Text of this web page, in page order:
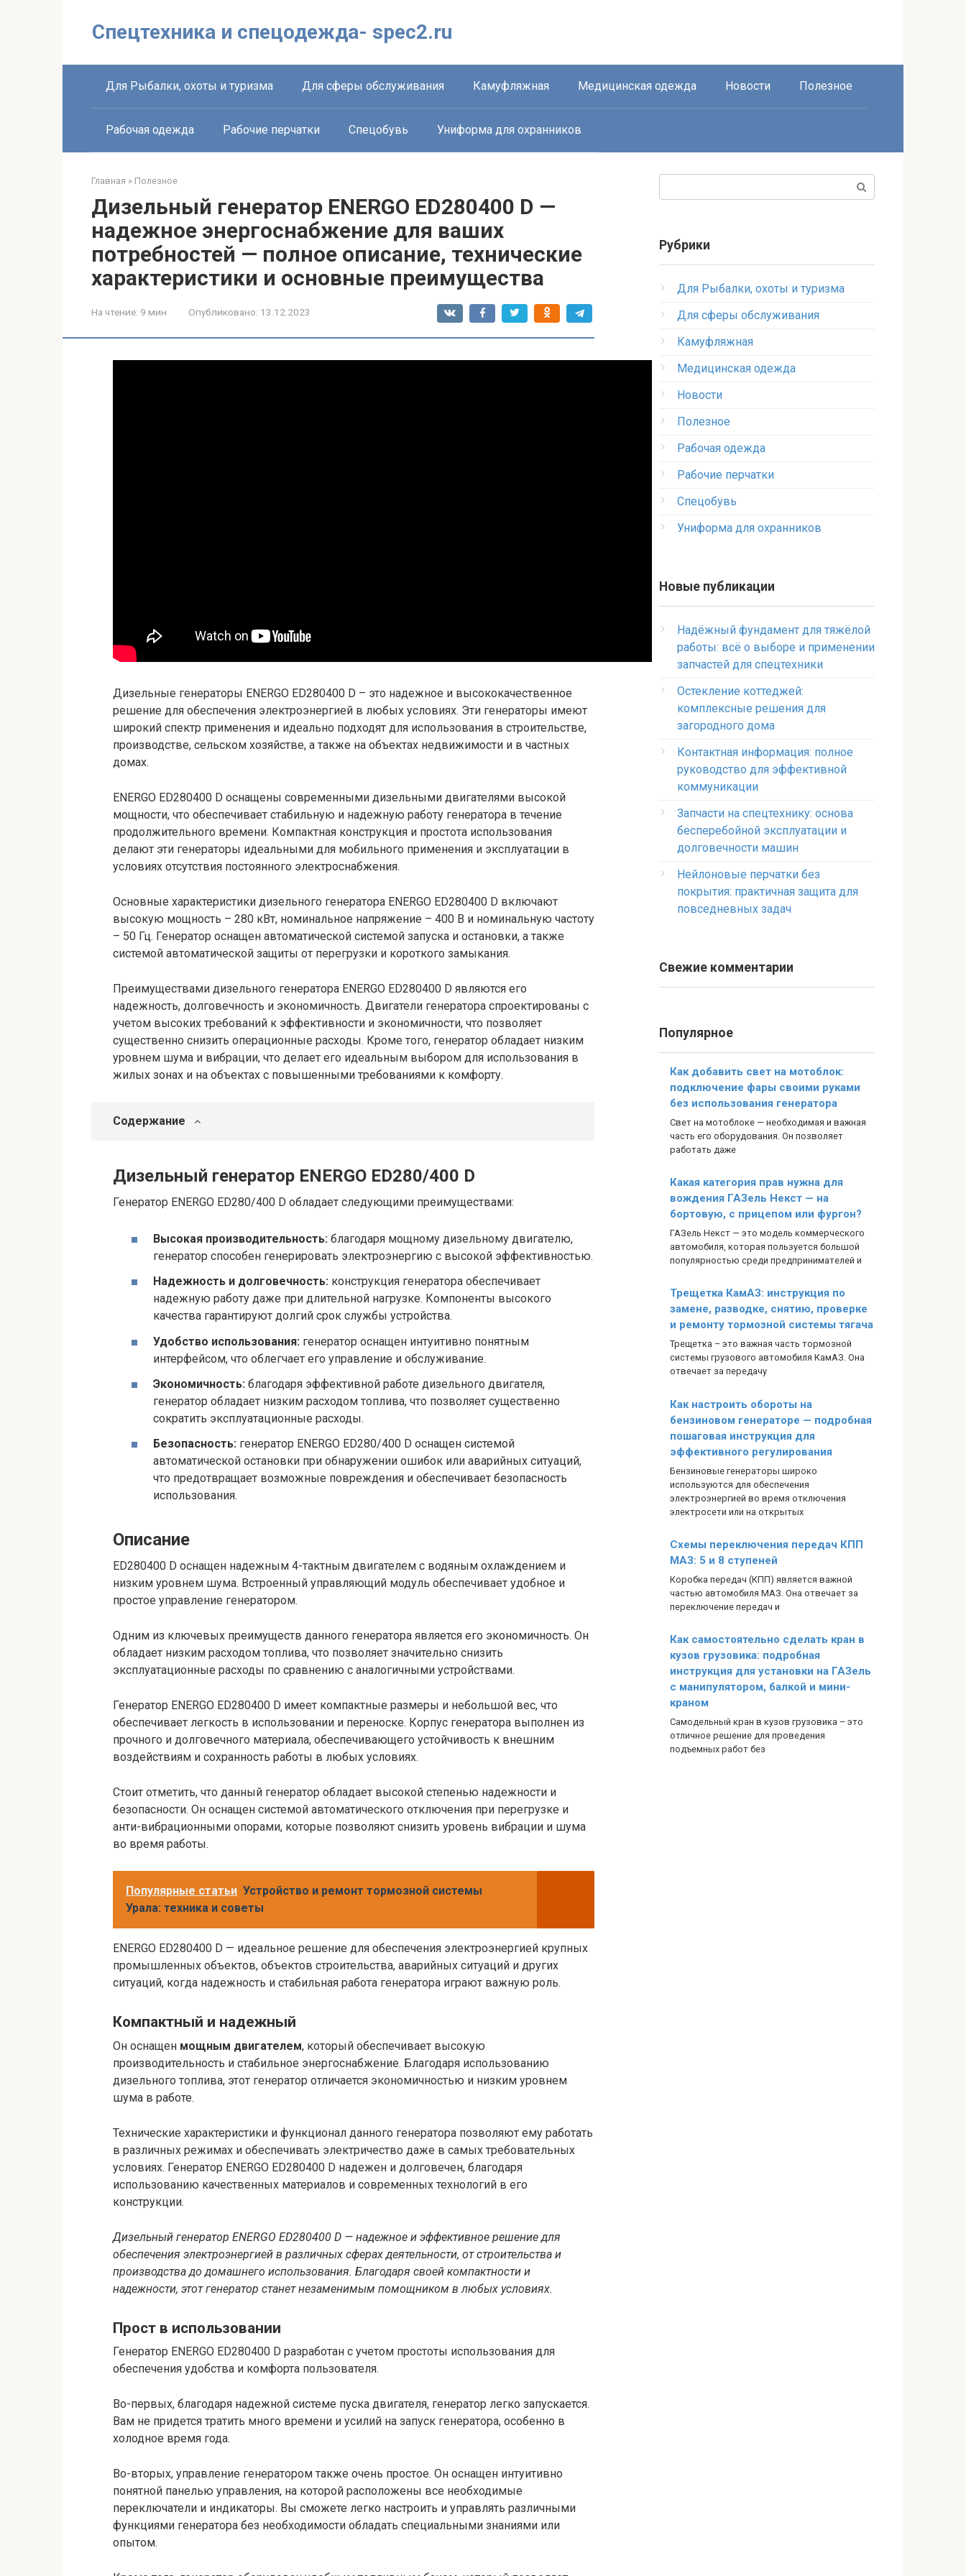
Спецтехника и спецодежда- spec2.ru
Для Рыбалки, охоты и туризма Для сферы обслуживания Камуфляжная Медицинская одежда Новости Полезное
Рабочая одежда Рабочие перчатки Спецобувь Униформа для охранников
Главная » Полезное
Дизельный генератор ENERGO ED280400 D —
надежное энергоснабжение для ваших
потребностей — полное описание, технические
характеристики и основные преимущества
На чтение: 9 мин Опубликовано: 13.12.2023
Дизельные генераторы ENERGO ED280400 D – это надежное и высококачественное
решение для обеспечения электроэнергией в любых условиях. Эти генераторы имеют
широкий спектр применения и идеально подходят для использования в строительстве,
производстве, сельском хозяйстве, а также на объектах недвижимости и в частных
домах.
ENERGO ED280400 D оснащены современными дизельными двигателями высокой
мощности, что обеспечивает стабильную и надежную работу генератора в течение
продолжительного времени. Компактная конструкция и простота использования
делают эти генераторы идеальными для мобильного применения и эксплуатации в
условиях отсутствия постоянного электроснабжения.
Основные характеристики дизельного генератора ENERGO ED280400 D включают
высокую мощность – 280 кВт, номинальное напряжение – 400 В и номинальную частоту
– 50 Гц. Генератор оснащен автоматической системой запуска и остановки, а также
системой автоматической защиты от перегрузки и короткого замыкания.
Преимуществами дизельного генератора ENERGO ED280400 D являются его
надежность, долговечность и экономичность. Двигатели генератора спроектированы с
учетом высоких требований к эффективности и экономичности, что позволяет
существенно снизить операционные расходы. Кроме того, генератор обладает низким
уровнем шума и вибрации, что делает его идеальным выбором для использования в
жилых зонах и на объектах с повышенными требованиями к комфорту.
Содержание
Дизельный генератор ENERGO ED280/400 D
Генератор ENERGO ED280/400 D обладает следующими преимуществами:
Высокая производительность: благодаря мощному дизельному двигателю,
генератор способен генерировать электроэнергию с высокой эффективностью.
Надежность и долговечность: конструкция генератора обеспечивает
надежную работу даже при длительной нагрузке. Компоненты высокого
качества гарантируют долгий срок службы устройства.
Удобство использования: генератор оснащен интуитивно понятным
интерфейсом, что облегчает его управление и обслуживание.
Экономичность: благодаря эффективной работе дизельного двигателя,
генератор обладает низким расходом топлива, что позволяет существенно
сократить эксплуатационные расходы.
Безопасность: генератор ENERGO ED280/400 D оснащен системой
автоматической остановки при обнаружении ошибок или аварийных ситуаций,
что предотвращает возможные повреждения и обеспечивает безопасность
использования.
Описание
ED280400 D оснащен надежным 4-тактным двигателем с водяным охлаждением и
низким уровнем шума. Встроенный управляющий модуль обеспечивает удобное и
простое управление генератором.
Одним из ключевых преимуществ данного генератора является его экономичность. Он
обладает низким расходом топлива, что позволяет значительно снизить
эксплуатационные расходы по сравнению с аналогичными устройствами.
Генератор ENERGO ED280400 D имеет компактные размеры и небольшой вес, что
обеспечивает легкость в использовании и переноске. Корпус генератора выполнен из
прочного и долговечного материала, обеспечивающего устойчивость к внешним
воздействиям и сохранность работы в любых условиях.
Стоит отметить, что данный генератор обладает высокой степенью надежности и
безопасности. Он оснащен системой автоматического отключения при перегрузке и
анти-вибрационными опорами, которые позволяют снизить уровень вибрации и шума
во время работы.
Популярные статьи Устройство и ремонт тормозной системы
Урала: техника и советы
ENERGO ED280400 D — идеальное решение для обеспечения электроэнергией крупных
промышленных объектов, объектов строительства, аварийных ситуаций и других
ситуаций, когда надежность и стабильная работа генератора играют важную роль.
Компактный и надежный
Он оснащен мощным двигателем, который обеспечивает высокую
производительность и стабильное энергоснабжение. Благодаря использованию
дизельного топлива, этот генератор отличается экономичностью и низким уровнем
шума в работе.
Технические характеристики и функционал данного генератора позволяют ему работать
в различных режимах и обеспечивать электричество даже в самых требовательных
условиях. Генератор ENERGO ED280400 D надежен и долговечен, благодаря
использованию качественных материалов и современных технологий в его
конструкции.
Дизельный генератор ENERGO ED280400 D — надежное и эффективное решение для
обеспечения электроэнергией в различных сферах деятельности, от строительства и
производства до домашнего использования. Благодаря своей компактности и
надежности, этот генератор станет незаменимым помощником в любых условиях.
Прост в использовании
Генератор ENERGO ED280400 D разработан с учетом простоты использования для
обеспечения удобства и комфорта пользователя.
Во-первых, благодаря надежной системе пуска двигателя, генератор легко запускается.
Вам не придется тратить много времени и усилий на запуск генератора, особенно в
холодное время года.
Во-вторых, управление генератором также очень простое. Он оснащен интуитивно
понятной панелью управления, на которой расположены все необходимые
переключатели и индикаторы. Вы сможете легко настроить и управлять различными
функциями генератора без необходимости обладать специальными знаниями или
опытом.
Рубрики
Для Рыбалки, охоты и туризма
Для сферы обслуживания
Камуфляжная
Медицинская одежда
Новости
Полезное
Рабочая одежда
Рабочие перчатки
Спецобувь
Униформа для охранников
Новые публикации
Надёжный фундамент для тяжёлой
работы: всё о выборе и применении
запчастей для спецтехники
Остекление коттеджей:
комплексные решения для
загородного дома
Контактная информация: полное
руководство для эффективной
коммуникации
Запчасти на спецтехнику: основа
бесперебойной эксплуатации и
долговечности машин
Нейлоновые перчатки без
покрытия: практичная защита для
повседневных задач
Свежие комментарии
Популярное
Как добавить свет на мотоблок:
подключение фары своими руками
без использования генератора
Свет на мотоблоке — необходимая и важная
часть его оборудования. Он позволяет
работать даже
Какая категория прав нужна для
вождения ГАЗель Некст — на
бортовую, с прицепом или фургон?
ГАЗель Некст — это модель коммерческого
автомобиля, которая пользуется большой
популярностью среди предпринимателей и
Трещетка КамАЗ: инструкция по
замене, разводке, снятию, проверке
и ремонту тормозной системы тягача
Трещетка – это важная часть тормозной
системы грузового автомобиля КамАЗ. Она
отвечает за передачу
Как настроить обороты на
бензиновом генераторе — подробная
пошаговая инструкция для
эффективного регулирования
Бензиновые генераторы широко
используются для обеспечения
электроэнергией во время отключения
электросети или на открытых
Схемы переключения передач КПП
МАЗ: 5 и 8 ступеней
Коробка передач (КПП) является важной
частью автомобиля МАЗ. Она отвечает за
переключение передач и
Как самостоятельно сделать кран в
кузов грузовика: подробная
инструкция для установки на ГАЗель
с манипулятором, балкой и мини-
краном
Самодельный кран в кузов грузовика – это
отличное решение для проведения
подъемных работ без